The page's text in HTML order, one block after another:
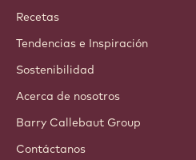
Callebaut
Recetas
Tendencias e Inspiración
Sostenibilidad
Acerca de nosotros
Barry Callebaut Group
Contáctanos